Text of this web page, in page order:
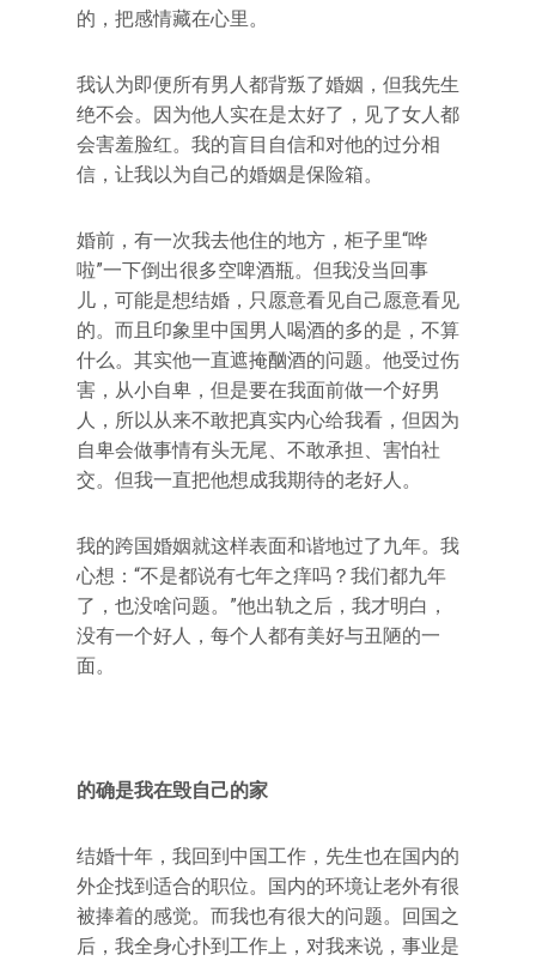
的，把感情藏在心里。
我认为即便所有男人都背叛了婚姻，但我先生
绝不会。因为他人实在是太好了，见了女人都
会害羞脸红。我的盲目自信和对他的过分相
信，让我以为自己的婚姻是保险箱。
婚前，有一次我去他住的地方，柜子里“哗
啦”一下倒出很多空啤酒瓶。但我没当回事
儿，可能是想结婚，只愿意看见自己愿意看见
的。而且印象里中国男人喝酒的多的是，不算
什么。其实他一直遮掩酗酒的问题。他受过伤
害，从小自卑，但是要在我面前做一个好男
人，所以从来不敢把真实内心给我看，但因为
自卑会做事情有头无尾、不敢承担、害怕社
交。但我一直把他想成我期待的老好人。
我的跨国婚姻就这样表面和谐地过了九年。我
心想：“不是都说有七年之痒吗？我们都九年
了，也没啥问题。”他出轨之后，我才明白，
没有一个好人，每个人都有美好与丑陋的一
面。
的确是我在毁自己的家
结婚十年，我回到中国工作，先生也在国内的
外企找到适合的职位。国内的环境让老外有很
被捧着的感觉。而我也有很大的问题。回国之
后，我全身心扑到工作上，对我来说，事业是